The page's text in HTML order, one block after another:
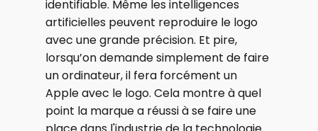
identifiable. Même les intelligences
artificielles peuvent reproduire le logo
avec une grande précision. Et pire,
lorsqu’on demande simplement de faire
un ordinateur, il fera forcément un
Apple avec le logo. Cela montre à quel
point la marque a réussi à se faire une